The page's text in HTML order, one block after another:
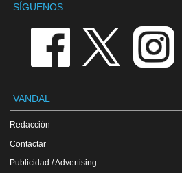
SÍGUENOS
VANDAL
Redacción
Contactar
Publicidad / Advertising